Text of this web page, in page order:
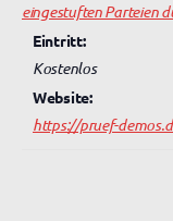
eingestuften Parteien
Eintritt:
Kostenlos
Website:
https://pruef-